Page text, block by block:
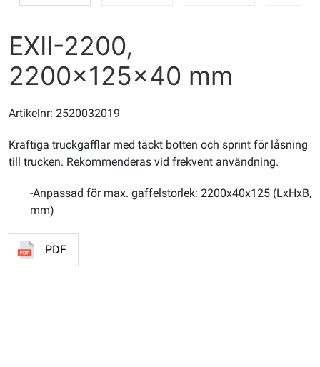
EXII-2200,
2200x125x40 mm
Artikelnr: 2520032019
Kraftiga truckgafflar med täckt botten och sprint för låsning
till trucken. Rekommenderas vid frekvent användning.
-Anpassad för max. gaffelstorlek: 2200x40x125 (LxHxB,
mm)
PDF